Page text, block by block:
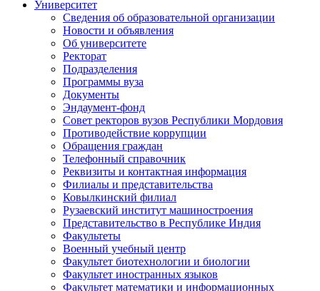
Университет
Сведения об образовательной организации
Новости и объявления
Об университете
Ректорат
Подразделения
Программы вуза
Документы
Эндаумент-фонд
Совет ректоров вузов Республики Мордовия
Противодействие коррупции
Обращения граждан
Телефонный справочник
Реквизиты и контактная информация
Филиалы и представительства
Ковылкинский филиал
Рузаевский институт машиностроения
Представительство в Республике Индия
Факультеты
Военный учебный центр
Факультет биотехнологии и биологии
Факультет иностранных языков
Факультет математики и информационных